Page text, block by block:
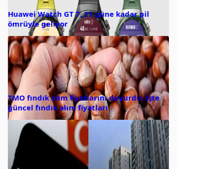
Huawei Watch GT 7, 21 güne kadar pil
ömrüyle geliyor
TMO fındık alım fiyatlarını duyurdu: İşte
güncel fındık alım fiyatları